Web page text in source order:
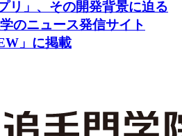
リ」、その開発背景に迫る
のニュース発信サイト
」に掲載